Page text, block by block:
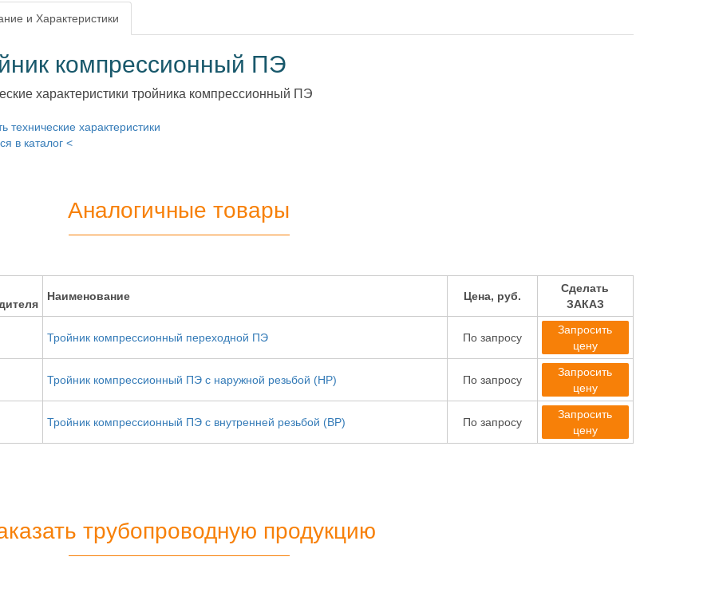
и Характеристики
компрессионный ПЭ
характеристики тройника компрессионный ПЭ
технические характеристики
в каталог <
Аналогичные товары
Наименование Цена, руб.
Сделать
ЗАКАЗ
Тройник компрессионный переходной ПЭ По запросу
Запросить
цену
Тройник компрессионный ПЭ с наружной резьбой (НР) По запросу
Запросить
цену
Тройник компрессионный ПЭ с внутренней резьбой (ВР) По запросу
Запросить
цену
трубопроводную продукцию